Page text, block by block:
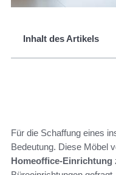
Inhalt des Artikels
Für die Schaffung eines
Bedeutung. Diese Möbel
Homeoffice-Einrichtung